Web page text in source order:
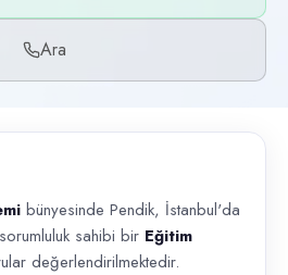
Ara
bünyesinde Pendik, İstanbul'da
sahibi bir Eğitim
değerlendirilmektedir.